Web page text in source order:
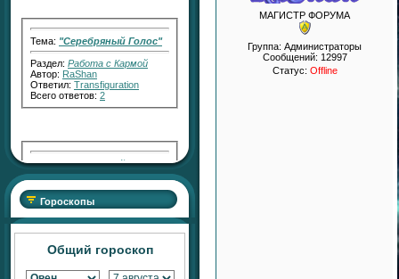
Тема:"Серебряный Голос"
Раздел:Работа с Кармой
Автор:
RaShan
Ответил:Transfiguration
Всего ответов: 2
Автор:RaShan
Ответил:Transfiguration
Всего ответов:
Тема:АКТИВАТОР
Гороскопы
Общий гороскоп
МАГИСТР ФОРУМА
Группа: Администраторы
Сообщений: 12997
Статус: Offline